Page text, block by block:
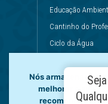
Educação
Cantinho do
Ciclo da Água
Dinâmicas da
Princípios de
Nós armazenamos
melhorar a sua
recomendar